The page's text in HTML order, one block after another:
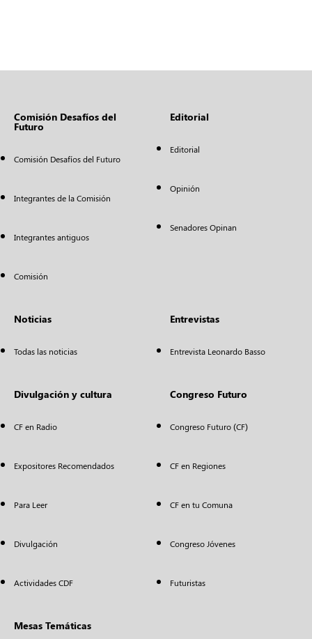
Comisión Desafíos del
Futuro
Comisión Desafíos del Futuro
Integrantes de la Comisión
Integrantes antiguos
Comisión
Editorial
Editorial
Opinión
Senadores Opinan
Noticias
Todas las noticias
Entrevistas
Entrevista Leonardo Basso
Divulgación y cultura
CF en Radio
Expositores Recomendados
Para Leer
Divulgación
Actividades CDF
Congreso Futuro
Congreso Futuro (CF)
CF en Regiones
CF en tu Comuna
Congreso Jóvenes
Futuristas
Mesas Temáticas